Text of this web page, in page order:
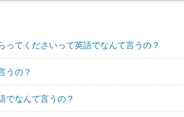
ってくださいって英語でなんて言うの？
うの？
でなんて言うの？